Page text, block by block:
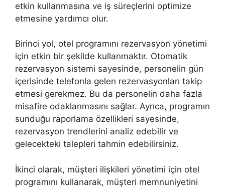
etkin kullanmasına ve iş süreçlerini optimize
etmesine yardımcı olur.
Birinci yol, otel programını rezervasyon yönetimi
için etkin bir şekilde kullanmaktır. Otomatik
rezervasyon sistemi sayesinde, personelin gün
içerisinde telefonla gelen rezervasyonları takip
etmesi gerekmez. Bu da personelin daha fazla
misafire odaklanmasını sağlar. Ayrıca, programın
sunduğu raporlama özellikleri sayesinde,
rezervasyon trendlerini analiz edebilir ve
gelecekteki talepleri tahmin edebilirsiniz.
İkinci olarak, müşteri ilişkileri yönetimi için otel
programını kullanarak, müşteri memnuniyetini